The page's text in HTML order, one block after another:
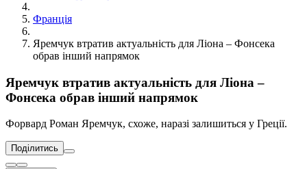
Франція
Яремчук втратив актуальність для Ліона – Фонсека
обрав інший напрямок
Яремчук втратив актуальність для Ліона –
Фонсека обрав інший напрямок
Форвард Роман Яремчук, схоже, наразі залишиться у Греції.
Поділитись